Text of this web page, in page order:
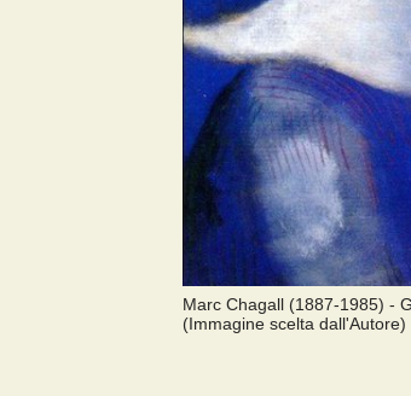
Marc Chagall (1887-1985) -
(Immagine scelta dall'Autore)